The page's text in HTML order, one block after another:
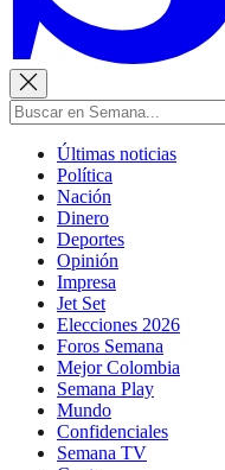
Últimas noticias
Política
Nación
Dinero
Deportes
Opinión
Impresa
Jet Set
Elecciones 2026
Foros Semana
Mejor Colombia
Semana Play
Mundo
Confidenciales
Semana TV